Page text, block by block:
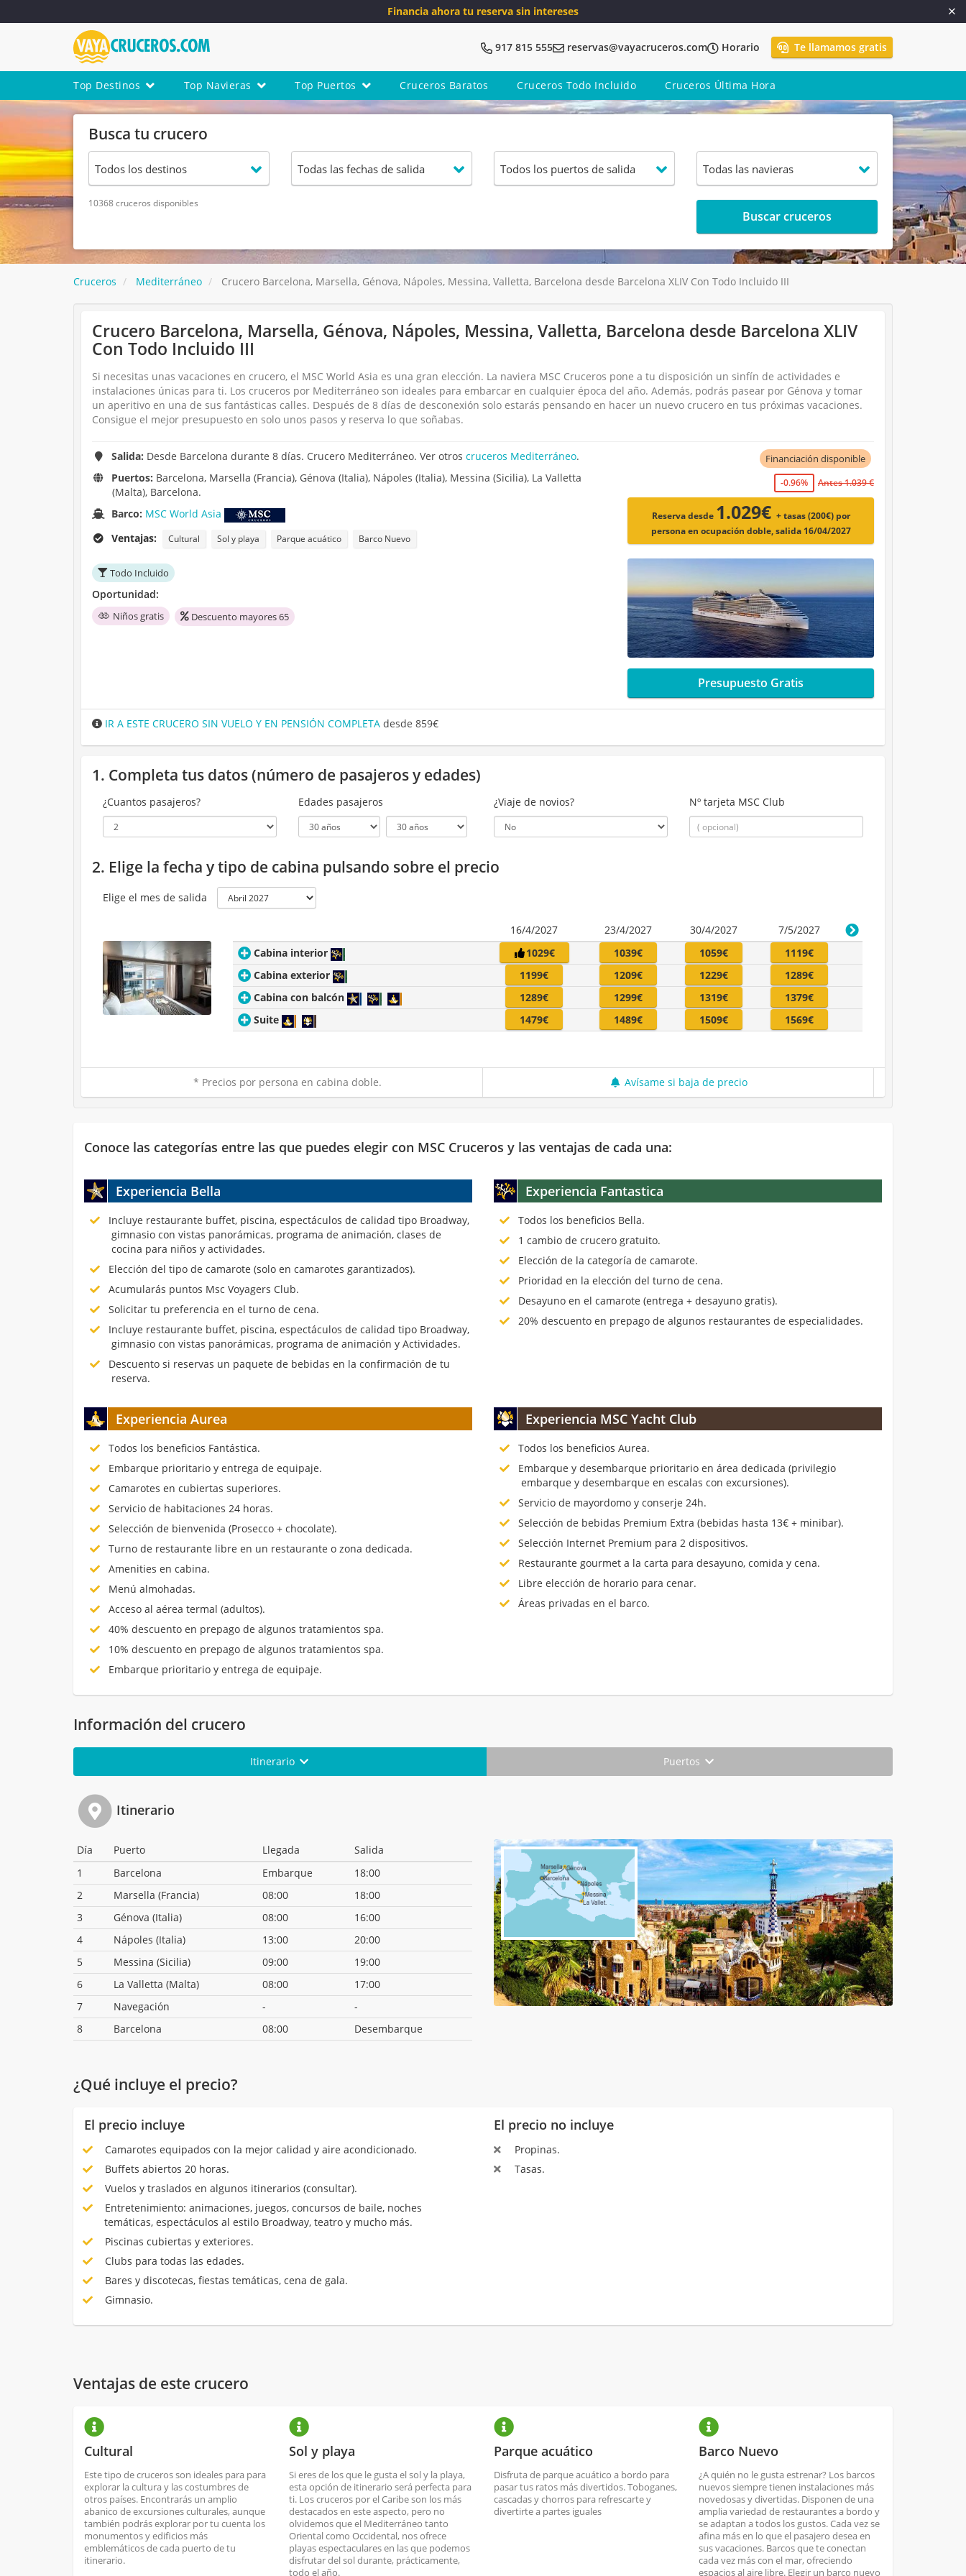
Financia ahora tu reserva sin intereses
917 815 555 reservas@vayacruceros.com Horario Te llamamos gratis
Top Destinos Top Navieras Top Puertos Cruceros Baratos Cruceros Todo Incluido Cruceros Última Hora
Busca tu crucero
10368 cruceros disponibles
Buscar cruceros
Cruceros Mediterráneo Crucero Barcelona, Marsella, Génova, Nápoles, Messina, Valletta, Barcelona desde Barcelona XLIV Con Todo Incluido III
Crucero Barcelona, Marsella, Génova, Nápoles, Messina, Valletta, Barcelona desde Barcelona XLIV
Con Todo Incluido III
Si necesitas unas vacaciones en crucero, el MSC World Asia es una gran elección. La naviera MSC Cruceros pone a tu disposición un sinfín de actividades e
instalaciones únicas para ti. Los cruceros por Mediterráneo son ideales para embarcar en cualquier época del año. Además, podrás pasear por Génova y tomar
un aperitivo en una de sus fantásticas calles. Después de 8 días de desconexión solo estarás pensando en hacer un nuevo crucero en tus próximas vacaciones.
Consigue el mejor presupuesto en solo unos pasos y reserva lo que soñabas.
Salida: Desde Barcelona durante 8 días. Crucero Mediterráneo. Ver otroscruceros Mediterráneo.
Puertos: Barcelona, Marsella (Francia), Génova (Italia), Nápoles (Italia), Messina (Sicilia), La Valletta
(Malta), Barcelona.
Barco: MSC World Asia
Ventajas:
Cultural Sol y playa Parque acuático Barco Nuevo
Todo Incluido
Oportunidad:
Niños gratis Descuento mayores 65
Financiación disponible
-0.96% Antes 1.039 €
Reserva desde 1.029€ + tasas (200€) por
persona en ocupación doble, salida 16/04/2027
Presupuesto Gratis
IR A ESTE CRUCERO SIN VUELO Y EN PENSIÓN COMPLETA desde 859€
1. Completa tus datos (número de pasajeros y edades)
¿Cuantos pasajeros? Edades pasajeros ¿Viaje de novios? Nº tarjeta MSC Club
2. Elige la fecha y tipo de cabina pulsando sobre el precio
Elige el mes de salida
16/4/2027 23/4/2027 30/4/2027
7/5/2027
Cabina interior
1029€ 1039€ 1059€
1119€
Cabina exterior
1199€ 1209€ 1229€
1289€
Cabina con balcón
1289€ 1299€ 1319€
1379€
Suite
1479€ 1489€ 1509€ 1569€
* Precios por persona en cabina doble. Avísame si baja de precio
Conoce las categorías entre las que puedes elegir con MSC Cruceros y las ventajas de cada una:
Experiencia Bella
Incluye restaurante buffet, piscina, espectáculos de calidad tipo Broadway,
gimnasio con vistas panorámicas, programa de animación, clases de
cocina para niños y actividades.
Elección del tipo de camarote (solo en camarotes garantizados).
Acumularás puntos Msc Voyagers Club.
Solicitar tu preferencia en el turno de cena.
Incluye restaurante buffet, piscina, espectáculos de calidad tipo Broadway,
gimnasio con vistas panorámicas, programa de animación y Actividades.
Descuento si reservas un paquete de bebidas en la confirmación de tu
reserva.
Experiencia Fantastica
Todos los beneficios Bella.
1 cambio de crucero gratuito.
Elección de la categoría de camarote.
Prioridad en la elección del turno de cena.
Desayuno en el camarote (entrega + desayuno gratis).
20% descuento en prepago de algunos restaurantes de especialidades.
Experiencia Aurea
Todos los beneficios Fantástica.
Embarque prioritario y entrega de equipaje.
Camarotes en cubiertas superiores.
Servicio de habitaciones 24 horas.
Selección de bienvenida (Prosecco + chocolate).
Turno de restaurante libre en un restaurante o zona dedicada.
Amenities en cabina.
Menú almohadas.
Acceso al aérea termal (adultos).
40% descuento en prepago de algunos tratamientos spa.
10% descuento en prepago de algunos tratamientos spa.
Embarque prioritario y entrega de equipaje.
Experiencia MSC Yacht Club
Todos los beneficios Aurea.
Embarque y desembarque prioritario en área dedicada (privilegio
embarque y desembarque en escalas con excursiones).
Servicio de mayordomo y conserje 24h.
Selección de bebidas Premium Extra (bebidas hasta 13€ + minibar).
Selección Internet Premium para 2 dispositivos.
Restaurante gourmet a la carta para desayuno, comida y cena.
Libre elección de horario para cenar.
Áreas privadas en el barco.
Información del crucero
Itinerario Puertos
Itinerario
Día Puerto Llegada
Salida
1
Barcelona Embarque
18:00
2
Marsella (Francia) 08:00
18:00
3
Génova (Italia) 08:00
16:00
4
Nápoles (Italia) 13:00
20:00
5
Messina (Sicilia) 09:00
19:00
6
La Valletta (Malta) 08:00
17:00
7
Navegación -
-
8
Barcelona 08:00 Desembarque
¿Qué incluye el precio?
El precio incluye
Camarotes equipados con la mejor calidad y aire acondicionado.
Buffets abiertos 20 horas.
Vuelos y traslados en algunos itinerarios (consultar).
Entretenimiento: animaciones, juegos, concursos de baile, noches
temáticas, espectáculos al estilo Broadway, teatro y mucho más.
Piscinas cubiertas y exteriores.
Clubs para todas las edades.
Bares y discotecas, fiestas temáticas, cena de gala.
Gimnasio.
El precio no incluye
Propinas.
Tasas.
Ventajas de este crucero
Cultural
Este tipo de cruceros son ideales para para
explorar la cultura y las costumbres de
otros países. Encontrarás un amplio
abanico de excursiones culturales, aunque
también podrás explorar por tu cuenta los
monumentos y edificios más
emblemáticos de cada puerto de tu
itinerario.
Sol y playa
Si eres de los que le gusta el sol y la playa,
esta opción de itinerario será perfecta para
ti. Los cruceros por el Caribe son los más
destacados en este aspecto, pero no
olvidemos que el Mediterráneo tanto
Oriental como Occidental, nos ofrece
playas espectaculares en las que podemos
disfrutar del sol durante, prácticamente,
todo el año.
Parque acuático
Disfruta de parque acuático a bordo para
pasar tus ratos más divertidos. Toboganes,
cascadas y chorros para refrescarte y
divertirte a partes iguales
Barco Nuevo
¿A quién no le gusta estrenar? Los barcos
nuevos siempre tienen instalaciones más
novedosas y divertidas. Disponen de una
amplia variedad de restaurantes a bordo y
se adaptan a todos los gustos. Cada vez se
afina más en lo que el pasajero desea en
sus vacaciones. Barcos que te conectan
cada vez más con el mar, ofreciendo
espacios al aire libre. Elegir un barco nuevo